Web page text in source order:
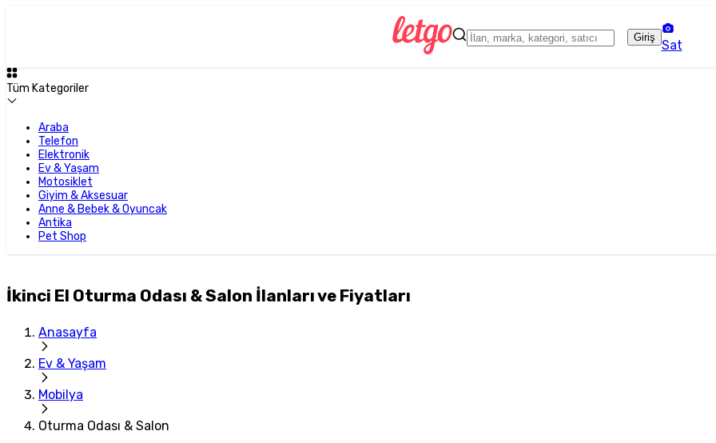
Giriş
Sat
Tüm Kategoriler
Araba
Telefon
Elektronik
Ev & Yaşam
Motosiklet
Giyim & Aksesuar
Anne & Bebek & Oyuncak
Antika
Pet Shop
İkinci El Oturma Odası & Salon İlanları ve Fiyatları
Anasayfa
Ev & Yaşam
Mobilya
Oturma Odası & Salon